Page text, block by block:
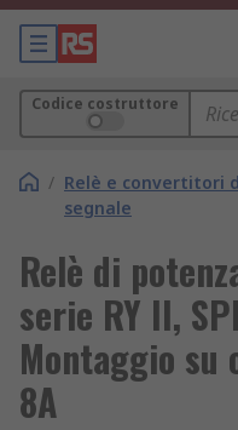
Codice costruttore
/ Relè e convertitori
segnale
Relè di
serie RY II,
Montaggio
8A